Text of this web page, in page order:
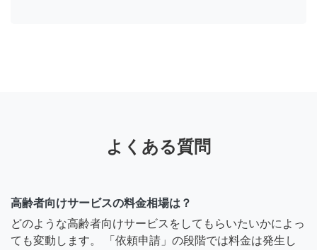
よくある質問
高齢者向けサービスの料金相場は？
どのような高齢者向けサービスをしてもらいたいかによっ
ても変動します。 「依頼申請」の段階では料金は発生し